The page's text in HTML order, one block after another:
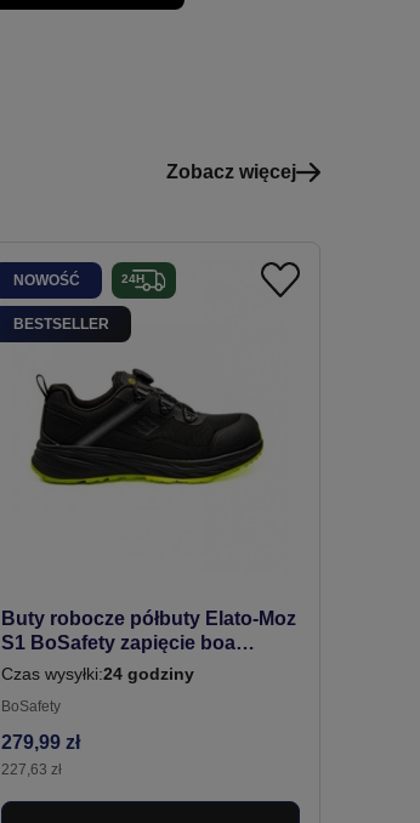
Zobacz więcej
Buty robocze półbuty Elato-Moz
S1 BoSafety zapięcie boa
czarne #Bestseller
Czas wysyłki:24 godziny
BoSafety
279,99 zł
227,63 zł
NOWOŚĆ
BESTSELLER